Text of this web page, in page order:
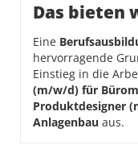
Das bieten
Eine
hervorragende
Einstieg in die
(m/w/d) für
Produktdesigner
Anlagenbau aus.